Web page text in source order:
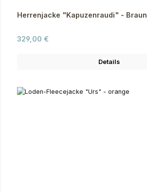
Herrenjacke "Kapuzenraudi" - Braun
Regulärer Preis:
329,00 €
Details